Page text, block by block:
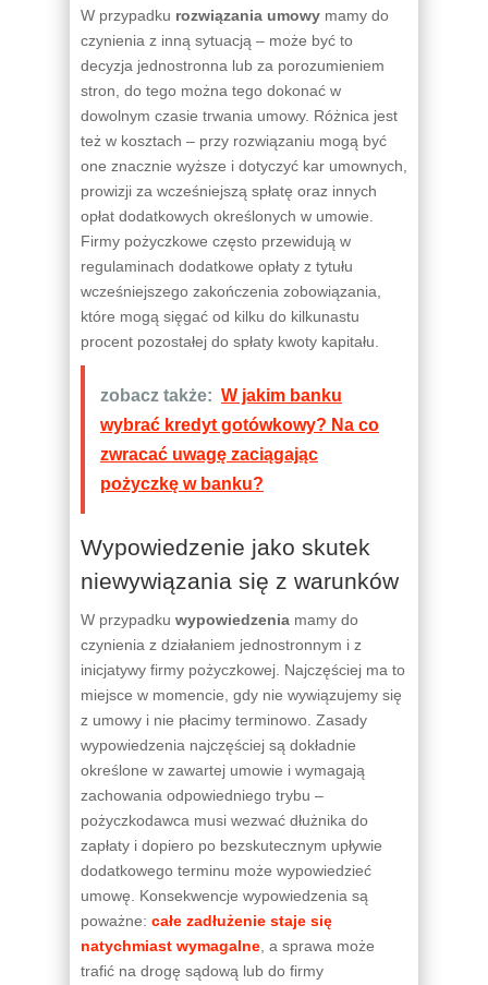
W przypadku rozwiązania umowy mamy do
czynienia z inną sytuacją – może być to
decyzja jednostronna lub za porozumieniem
stron, do tego można tego dokonać w
dowolnym czasie trwania umowy. Różnica jest
też w kosztach – przy rozwiązaniu mogą być
one znacznie wyższe i dotyczyć kar umownych,
prowizji za wcześniejszą spłatę oraz innych
opłat dodatkowych określonych w umowie.
Firmy pożyczkowe często przewidują w
regulaminach dodatkowe opłaty z tytułu
wcześniejszego zakończenia zobowiązania,
które mogą sięgać od kilku do kilkunastu
procent pozostałej do spłaty kwoty kapitału.
zobacz także: W jakim banku
wybrać kredyt gotówkowy? Na co
zwracać uwagę zaciągając
pożyczkę w banku?
Wypowiedzenie jako skutek
niewywiązania się z warunków
W przypadku wypowiedzenia mamy do
czynienia z działaniem jednostronnym i z
inicjatywy firmy pożyczkowej. Najczęściej ma to
miejsce w momencie, gdy nie wywiązujemy się
z umowy i nie płacimy terminowo. Zasady
wypowiedzenia najczęściej są dokładnie
określone w zawartej umowie i wymagają
zachowania odpowiedniego trybu –
pożyczkodawca musi wezwać dłużnika do
zapłaty i dopiero po bezskutecznym upływie
dodatkowego terminu może wypowiedzieć
umowę. Konsekwencje wypowiedzenia są
poważne: całe zadłużenie staje się
natychmiast wymagalne , a sprawa może
trafić na drogę sądową lub do firmy